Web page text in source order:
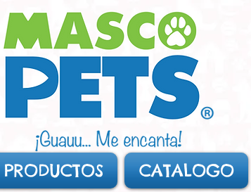
PRODUCTOS CATALOGO